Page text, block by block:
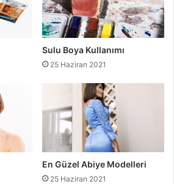
Sulu Boya Kullanımı
25 Haziran 2021
En Güzel Abiye Modelleri
25 Haziran 2021